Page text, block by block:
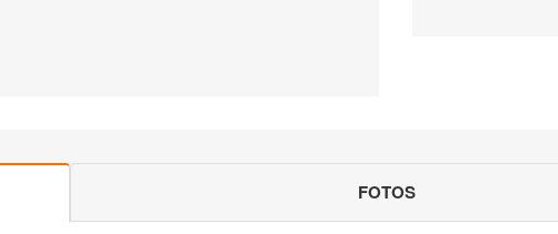
FOTOS